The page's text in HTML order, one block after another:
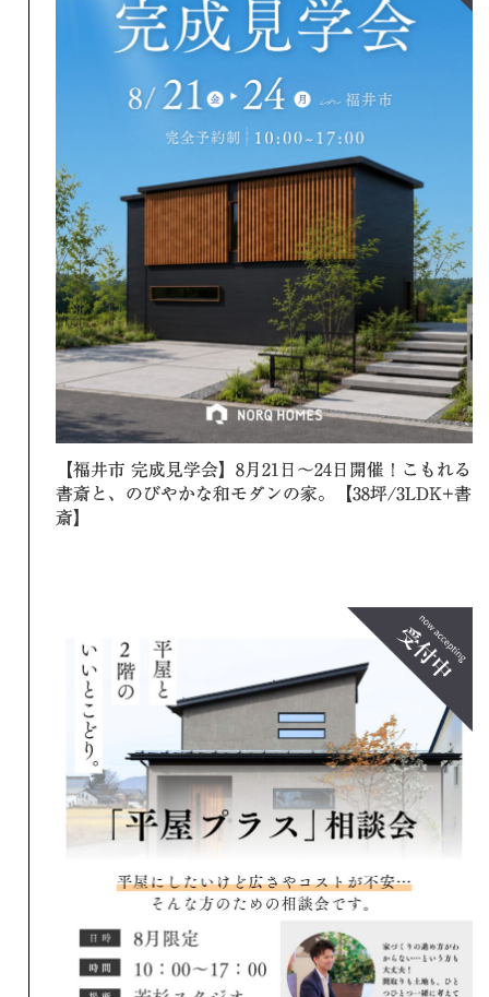
【福井市 完成見学会】8月21日～24日開催！こもれる
書斎と、のびやかな和モダンの家。【38坪/3LDK+書
斎】